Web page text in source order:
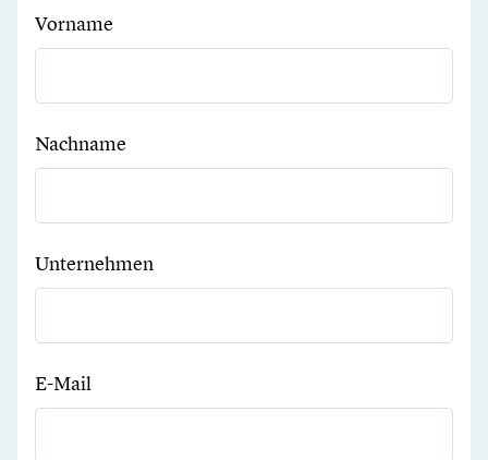
Vorname
Nachname
Unternehmen
E-Mail